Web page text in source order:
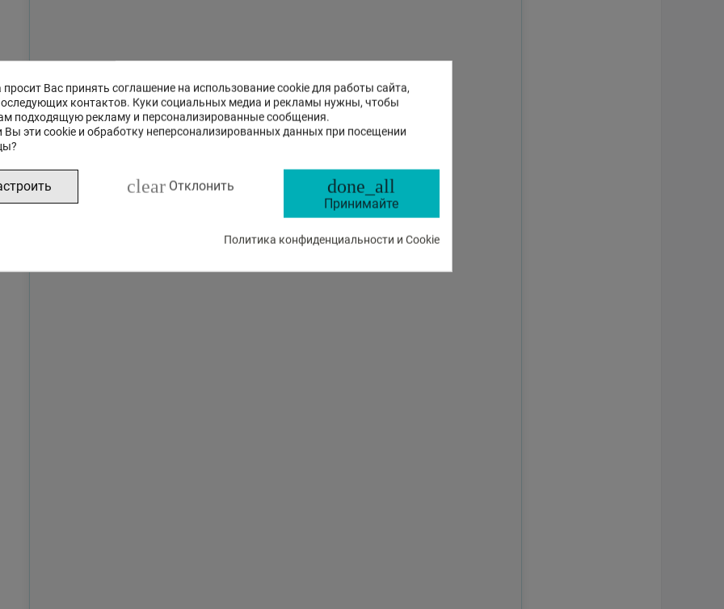
Вас принять соглашение на использование cookie для работы сайта,
контактов. Куки социальных медиа и рекламы нужны, чтобы
подходящую рекламу и персонализированные сообщения.
Вы эти cookie и обработку неперсонализированных данных при посещении
clear Отклонить done_all
Принимайте
Политика конфиденциальности и Cookie